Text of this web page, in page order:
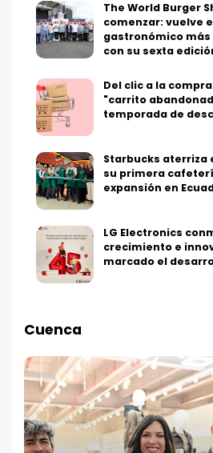
The World Burger
comenzar: vuelve
gastronómico
con su sexta
Del clic a la
"carrito
temporada de
Starbucks aterriza
su primera
expansión en
LG Electronics
crecimiento e
marcado el
Cuenca